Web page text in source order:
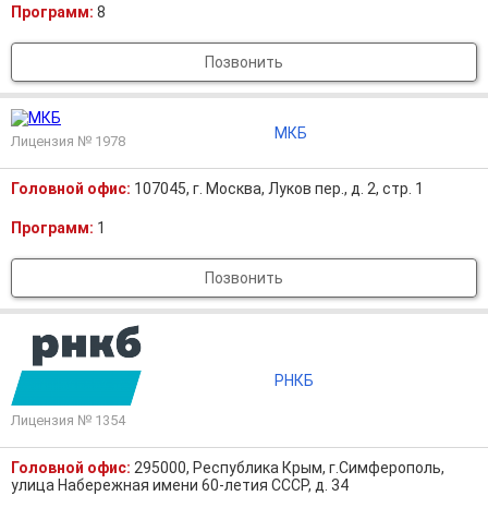
Программ: 8
Позвонить
Лицензия № 1978 МКБ
Головной офис: 107045, г. Москва, Луков пер., д. 2, стр. 1
Программ: 1
Позвонить
Лицензия № 1354
РНКБ
Головной офис: 295000, Республика Крым, г.Симферополь,
улица Набережная имени 60-летия СССР, д. 34